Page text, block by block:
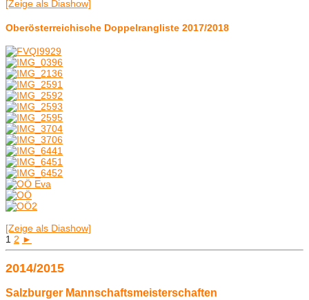
[Zeige als Diashow]
Oberösterreichische Doppelrangliste 2017/2018
[Zeige als Diashow]
1 2 ►
2014/2015
Salzburger Mannschaftsmeisterschaften